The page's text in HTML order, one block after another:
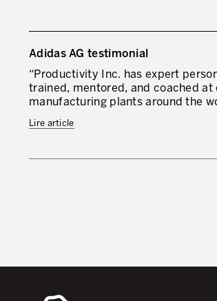
Adidas AG testimonial
“Productivity Inc. has expert
trained, mentored, and coached at
manufacturing plants around the
Lire article